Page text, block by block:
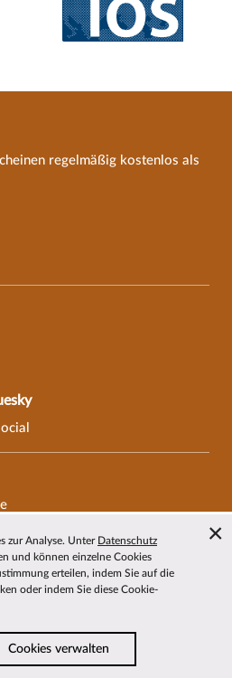
regelmäßig kostenlos als
zur Analyse. Unter Datenschutz
und können einzelne Cookies
erteilen, indem Sie auf die
oder indem Sie diese Cookie-
Cookies verwalten